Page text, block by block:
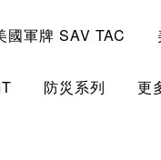
國軍牌 SAV TAC
防災系列 更